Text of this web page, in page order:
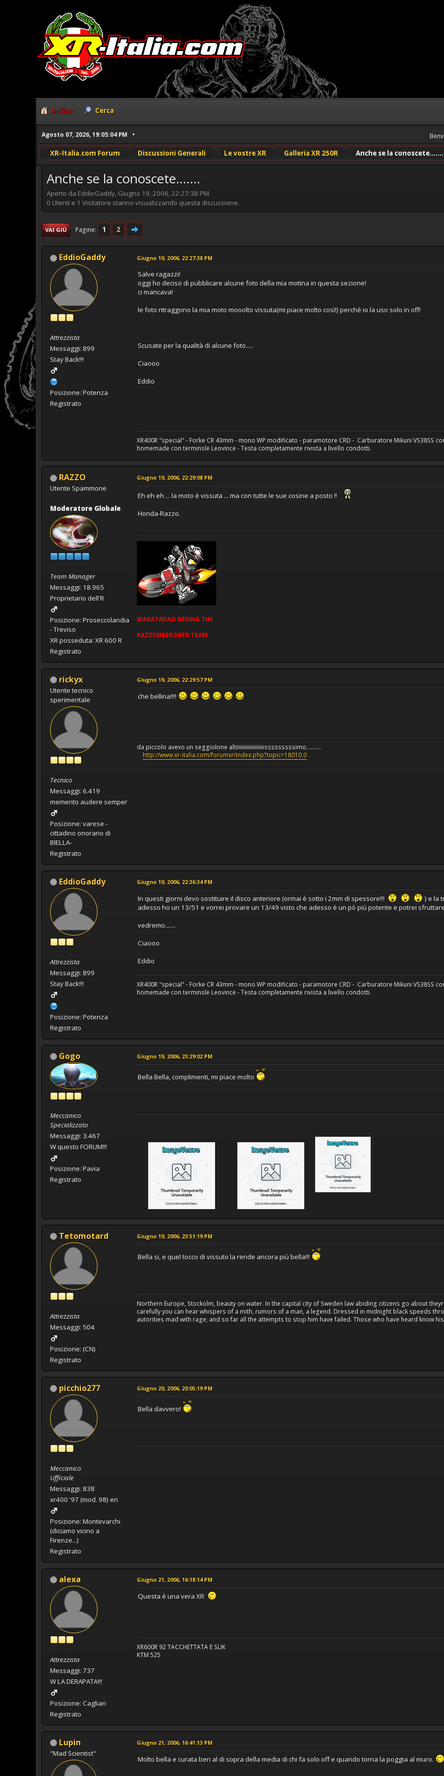
Indice Cerca
Agosto 07, 2026, 19:05:04 PM
XR-Italia.com Forum Discussioni Generali Le vostre XR Galleria XR 250R Anche se la conoscete.......
Anche se la conoscete.......
Aperto da EddioGaddy, Giugno 19, 2006, 22:27:38 PM
0 Utenti e 1 Visitatore stanno visualizzando questa discussione.
VAI GIÙ Pagine 1 2
EddioGaddy
Attrezzista
Messaggi: 899
Stay Back!!!
Posizione: Potenza
Registrato
Giugno 19, 2006, 22:27:38 PM
Salve ragazzi!
oggi ho deciso di pubblicare alcune foto della mia motina in questa sezione!
ci mancava!
le foto ritraggono la mia moto mooolto vissuta(mi piace molto così!) perchè io la uso solo in off!
Scusate per la qualità di alcune foto.....
Ciaooo
Eddio
XR400R "special" - Forke CR 43mm - mono WP modificato - paramotore CRD - Carburatore Mikuni VS38SS
homemade con terminsle Leovince - Testa completamente rivista a livello condotti.
RAZZO
Utente Spammone
Moderatore Globale
Team Manager
Messaggi: 18.965
Proprietario dell'R
Posizione: Proseccolandia
- Treviso
XR posseduta: XR 600 R
Registrato
Giugno 19, 2006, 22:29:08 PM
Eh eh eh ... la moto è vissuta ... ma con tutte le sue cosine a posto !!
Honda-Razzo.
WAKATADAO RESING TIM
KAZZEMBERGHER TEAM
rickyx
Utente tecnico
sperimentale
Tecnico
Messaggi: 6.419
memento audere semper
Posizione: varese -
cittadino onorario di
BIELLA-
Registrato
Giugno 19, 2006, 22:29:57 PM
che bellina!!!!
da piccolo avevo un seggiolone altiiiiiiiiiiiiiiiiiiisssssssssimo..........
http://www.xr-italia.com/forumxr/index.php?topic=18010.0
EddioGaddy
Attrezzista
Messaggi: 899
Stay Back!!!
Posizione: Potenza
Registrato
Giugno 19, 2006, 22:36:34 PM
In questi giorni devo sostituire il disco anteriore (ormai è sotto i 2mm di spessore!!!
) e la
adesso ho un 13/51 e vorrei provare un 13/49 visto che adesso è un pò più potente e potrei
vedremo.......
Ciaooo
Eddio
XR400R "special" - Forke CR 43mm - mono WP modificato - paramotore CRD - Carburatore Mikuni VS38SS
homemade con terminsle Leovince - Testa completamente rivista a livello condotti.
Gogo
Meccanico
Specializzato
Messaggi: 3.467
W questo FORUM!!!
Posizione: Pavia
Registrato
Giugno 19, 2006, 23:29:02 PM
Bella Bella, complimenti, mi piace molto
Tetomotard
Attrezzista
Messaggi: 504
Posizione: (CN)
Registrato
Giugno 19, 2006, 23:51:19 PM
Bella si, e quel tocco di vissuto la rende ancora più bella!!!
Northern Europe, Stockolm, beauty on water. In the capital city of Sweden law abiding citizens go about
carefully you can hear whispers of a mith, rumors of a man, a legend. Dressed in midnight black speeds
autorities mad with rage; and so far all the attempts to stop him have failed. Those who have heard know his
picchio277
Meccanico
Ufficiale
Messaggi: 838
xr400 '97 (mod. 98) en
Posizione: Montevarchi
(diciamo vicino a
Firenze...)
Registrato
Giugno 20, 2006, 20:05:19 PM
Bella davvero!
alexa
Attrezzista
Messaggi: 737
W LA DERAPATA!!!
Posizione: Cagliari
Registrato
Giugno 21, 2006, 16:18:14 PM
Questa è una vera XR
XR600R 92 TACCHETTATA E SLIK
KTM 525
Lupin
"Mad Scientist"
Giugno 21, 2006, 16:41:13 PM
Molto bella e curata ben al di sopra della media di chi fa solo off e quando torna la poggia al muro.